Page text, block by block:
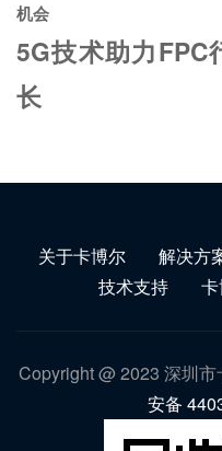
机会
5G技术助力FPC
长
关于卡博尔 解决方
技术支持
Copyright @ 2023 深圳
安备